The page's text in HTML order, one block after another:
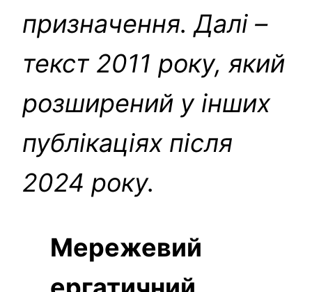
призначення. Далі –
текст 2011 року, який
розширений у інших
публікаціях після
2024 року.
Мережевий